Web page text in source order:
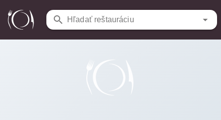
Hľadať reštauráciu
Reštaurácie / Jedáleň Stop